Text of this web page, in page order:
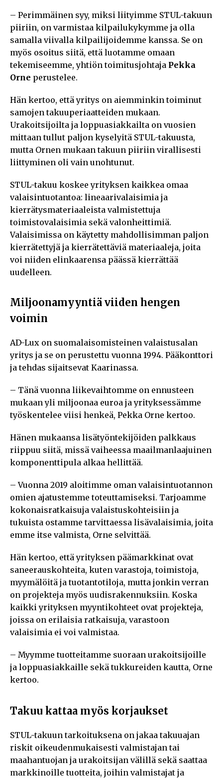
– Perimmäinen syy, miksi liityimme STUL-takuun
piiriin, on varmistaa kilpailukykymme ja olla
samalla viivalla kilpailijoidemme kanssa. Se on
myös osoitus siitä, että luotamme omaan
tekemiseemme, yhtiön toimitusjohtaja Pekka
Orne perustelee.
Hän kertoo, että yritys on aiemminkin toiminut
samojen takuuperiaatteiden mukaan.
Urakoitsijoilta ja loppuasiakkailta on vuosien
mittaan tullut paljon kyselyitä STUL-takuusta,
mutta Ornen mukaan takuun piiriin virallisesti
liittyminen oli vain unohtunut.
STUL-takuu koskee yrityksen kaikkea omaa
valaisintuotantoa: lineaarivalaisimia ja
kierrätysmateriaaleista valmistettuja
toimistovalaisimia sekä valonheittimiä.
Valaisimissa on käytetty mahdollisimman paljon
kierrätettyjä ja kierrätettäviä materiaaleja, joita
voi niiden elinkaarensa päässä kierrättää
uudelleen.
Miljoonamyyntiä viiden hengen
voimin
AD-Lux on suomalaisomisteinen valaistusalan
yritys ja se on perustettu vuonna 1994. Pääkonttori
ja tehdas sijaitsevat Kaarinassa.
– Tänä vuonna liikevaihtomme on ennusteen
mukaan yli miljoonaa euroa ja yrityksessämme
työskentelee viisi henkeä, Pekka Orne kertoo.
Hänen mukaansa lisätyöntekijöiden palkkaus
riippuu siitä, missä vaiheessa maailmanlaajuinen
komponenttipula alkaa hellittää.
– Vuonna 2019 aloitimme oman valaisintuotannon
omien ajatustemme toteuttamiseksi. Tarjoamme
kokonaisratkaisuja valaistuskohteisiin ja
tukuista ostamme tarvittaessa lisävalaisimia, joita
emme itse valmista, Orne selvittää.
Hän kertoo, että yrityksen päämarkkinat ovat
saneerauskohteita, kuten varastoja, toimistoja,
myymälöitä ja tuotantotiloja, mutta jonkin verran
on projekteja myös uudisrakennuksiin. Koska
kaikki yrityksen myyntikohteet ovat projekteja,
joissa on erilaisia ratkaisuja, varastoon
valaisimia ei voi valmistaa.
– Myymme tuotteitamme suoraan urakoitsijoille
ja loppuasiakkaille sekä tukkureiden kautta, Orne
kertoo.
Takuu kattaa myös korjaukset
STUL-takuun tarkoituksena on jakaa takuuajan
riskit oikeudenmukaisesti valmistajan tai
maahantuojan ja urakoitsijan välillä sekä saattaa
markkinoille tuotteita, joihin valmistajat ja